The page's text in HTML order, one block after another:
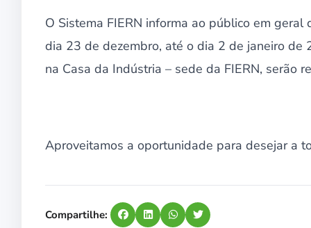
O Sistema FIERN informa ao público em
dia 23 de dezembro, até o dia 2 de janeiro de
na Casa da Indústria – sede da FIERN, serão
Aproveitamos a oportunidade para desejar a
Compartilhe: